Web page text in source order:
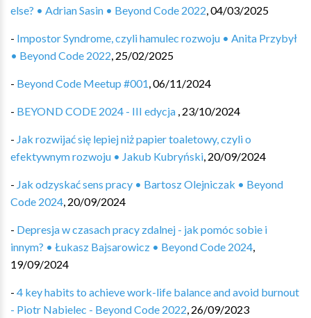
else? • Adrian Sasin • Beyond Code 2022,04/03/2025
- Impostor Syndrome, czyli hamulec rozwoju • Anita Przybył
• Beyond Code 2022, 25/02/2025
- Beyond Code Meetup #001,06/11/2024
- BEYOND CODE 2024 - III edycja ️ , 23/10/2024
- Jak rozwijać się lepiej niż papier toaletowy, czyli o
efektywnym rozwoju • Jakub Kubryński, 20/09/2024
- Jak odzyskać sens pracy • Bartosz Olejniczak • Beyond
Code 2024, 20/09/2024
- Depresja w czasach pracy zdalnej - jak pomóc sobie i
innym? • Łukasz Bajsarowicz • Beyond Code 2024,
19/09/2024
- 4 key habits to achieve work-life balance and avoid burnout
- Piotr Nabielec - Beyond Code 2022, 26/09/2023